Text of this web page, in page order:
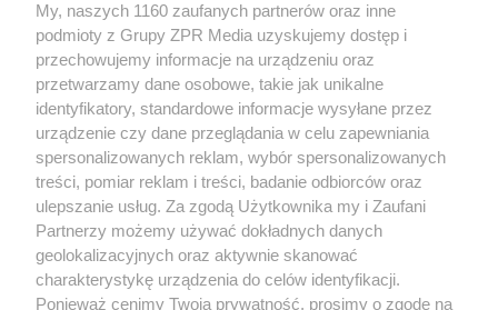
Żaden utwór zamieszczony w serwisie nie może być powielany i
rozpowszechniany lub dalej rozpowszechniany w jakikolwiek sposób (w
tym także elektroniczny lub mechaniczny) na jakimkolwiek polu
eksploatacji w jakiejkolwiek formie, włącznie z umieszczaniem w Internecie
bez pisemnej zgody właściciela praw. Jakiekolwiek użycie lub
wykorzystanie utworów w całości lub w części z naruszeniem prawa, tzn.
bez właściwej zgody, jest zabronione pod groźbą kary i może być ścigane
prawnie.
O nas
My, naszych 1160 zaufanych partnerów oraz inne
podmioty z Grupy ZPR Media uzyskujemy dostęp i
przechowujemy informacje na urządzeniu oraz
przetwarzamy dane osobowe, takie jak unikalne
identyfikatory, standardowe informacje wysyłane przez
urządzenie czy dane przeglądania w celu zapewniania
spersonalizowanych reklam, wybór spersonalizowanych
treści, pomiar reklam i treści, badanie odbiorców oraz
ulepszanie usług. Za zgodą Użytkownika my i Zaufani
Partnerzy możemy używać dokładnych danych
geolokalizacyjnych oraz aktywnie skanować
charakterystykę urządzenia do celów identyfikacji.
Ponieważ cenimy Twoją prywatność, prosimy o zgodę na